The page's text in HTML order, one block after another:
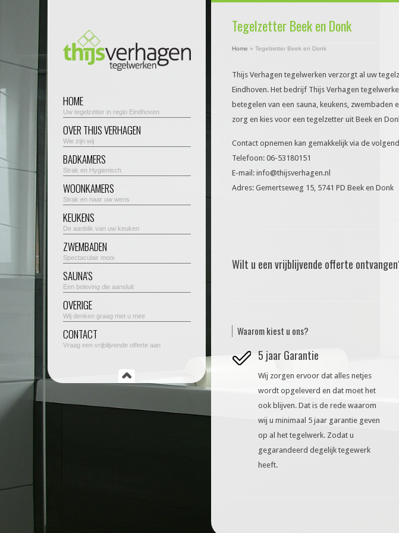
HOME
Uw tegelzetter in regio Eindhoven
OVER THIJS VERHAGEN
Wie zijn wij
BADKAMERS
Strak en Hygienisch
WOONKAMERS
Strak en naar uw wens
KEUKENS
De aanblik van uw keuken
ZWEMBADEN
Spectaculair mooi
SAUNA'S
Een beleving die aansluit
OVERIGE
Wij denken graag met u mee
CONTACT
Vraag een vrijblijvende offerte aan
Tegelzetter Beek en Donk
Home » Tegelzetter Beek en Donk
Thijs Verhagen tegelwerken verzorgt al uw
Eindhoven. Het bedrijf Thijs Verhagen
betegelen van een sauna, keukens,
zorg en kies voor een tegelzetter uit Beek en
Contact opnemen kan gemakkelijk via de
Telefoon: 06-53180151
E-mail: info@thijsverhagen.nl
Adres: Gemertseweg 15, 5741 PD Beek en Donk
Wilt u een vrijblijvende offerte
Waarom kiest u ons?
5 jaar Garantie
Wij zorgen ervoor dat alles netjes
wordt opgeleverd en dat moet het
ook blijven. Dat is de rede waarom
wij u minimaal 5 jaar garantie geven
op al het tegelwerk. Zodat u
gegarandeerd degelijk tegewerk
heeft.